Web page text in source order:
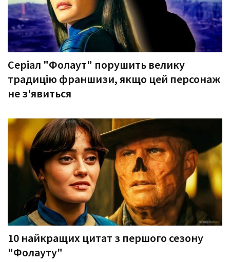
Серіал "Фолаут" порушить велику
традицію франшизи, якщо цей персонаж
не з'явиться
10 найкращих цитат з першого сезону
"Фолауту"